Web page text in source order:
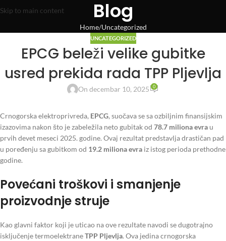
Skip to main content Blog
Home Uncategorized
UNCATEGORIZED
EPCG beleži velike gubitke
usred prekida rada TPP Pljevlja
On decembar 10, 2025 0
Crnogorska elektroprivreda, EPCG, suočava se sa ozbiljnim finansijskim
izazovima nakon što je zabeležila neto gubitak od 78.7 miliona evra u
prvih devet meseci 2025. godine. Ovaj rezultat predstavlja drastičan pad
u poređenju sa gubitkom od 19.2 miliona evra iz istog perioda prethodne
godine.
Povećani troškovi i smanjenje
proizvodnje struje
Kao glavni faktor koji je uticao na ove rezultate navodi se dugotrajno
isključenje termoelektraneTPP Pljevlja. Ova jedina crnogorska